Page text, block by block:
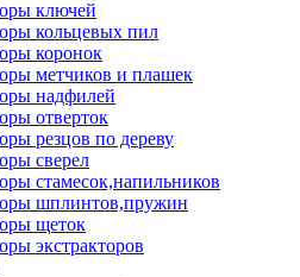
ключей
кольцевых пил
коронок
метчиков и плашек
надфилей
отверток
резцов по дереву
сверел
стамесок,напильников
шплинтов,пружин
щеток
экстракторов